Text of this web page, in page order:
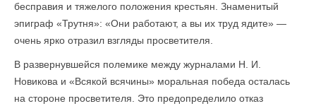
бесправия и тяжелого положения крестьян. Знаменитый
эпиграф «Трутня»: «Они работают, а вы их труд ядите» —
очень ярко отразил взгляды просветителя.
В развернувшейся полемике между журналами Н. И.
Новикова и «Всякой всячины» моральная победа осталась
на стороне просветителя. Это предопределило отказ